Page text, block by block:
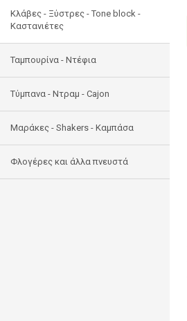
Κλάβες - Ξύστρες - Tone block -
Καστανιέτες
Ταμπουρίνα - Ντέφια
Τύμπανα - Ντραμ - Cajon
Μαράκες - Shakers - Kαμπάσα
Φλογέρες και άλλα πνευστά